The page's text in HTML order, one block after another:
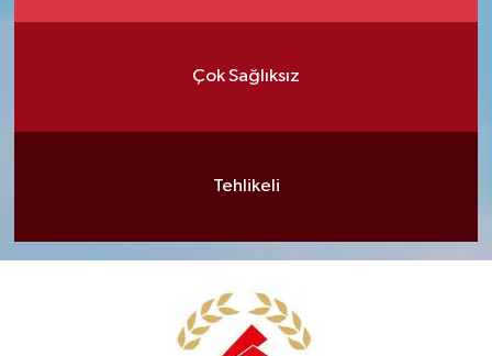
Çok Sağlıksız
Tehlikeli